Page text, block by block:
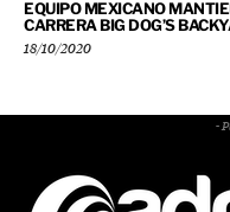
EQUIPO MEXICANO
CARRERA BIG DOG’S
18/10/2020
-